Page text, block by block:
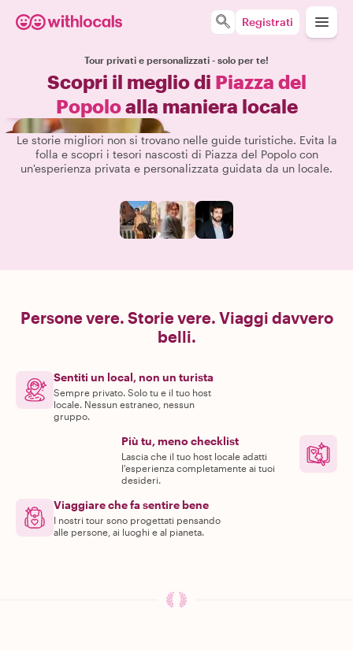
Registrati
Tour privati e personalizzati - solo per te!
Scopri il meglio di Piazza del
Popoloalla maniera locale
Le storie migliori non si trovano nelle guide turistiche. Evita la
folla e scopri i tesori nascosti di Piazza del Popolo con
un'esperienza privata e personalizzata guidata da un locale.
Persone vere. Storie vere. Viaggi davvero
belli.
Sentiti un local, non un turista
Sempre privato. Solo tu e il tuo host
locale. Nessun estraneo, nessun
gruppo.
Più tu, meno checklist
Lascia che il tuo host locale adatti
l'esperienza completamente ai tuoi
desideri.
Viaggiare che fa sentire bene
I nostri tour sono progettati pensando
alle persone, ai luoghi e al pianeta.